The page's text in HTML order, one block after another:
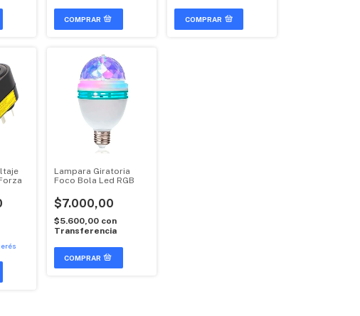
COMPRAR
Lampara Giratoria
Foco Bola Led RGB
$7.000,00
$5.600,00 con
Transferencia